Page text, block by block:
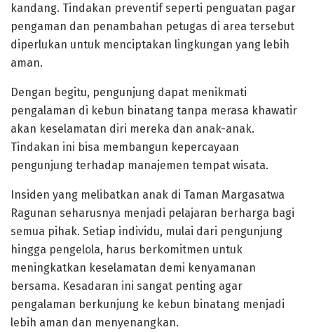
kandang. Tindakan preventif seperti penguatan pagar
pengaman dan penambahan petugas di area tersebut
diperlukan untuk menciptakan lingkungan yang lebih
aman.
Dengan begitu, pengunjung dapat menikmati
pengalaman di kebun binatang tanpa merasa khawatir
akan keselamatan diri mereka dan anak-anak.
Tindakan ini bisa membangun kepercayaan
pengunjung terhadap manajemen tempat wisata.
Insiden yang melibatkan anak di Taman Margasatwa
Ragunan seharusnya menjadi pelajaran berharga bagi
semua pihak. Setiap individu, mulai dari pengunjung
hingga pengelola, harus berkomitmen untuk
meningkatkan keselamatan demi kenyamanan
bersama. Kesadaran ini sangat penting agar
pengalaman berkunjung ke kebun binatang menjadi
lebih aman dan menyenangkan.